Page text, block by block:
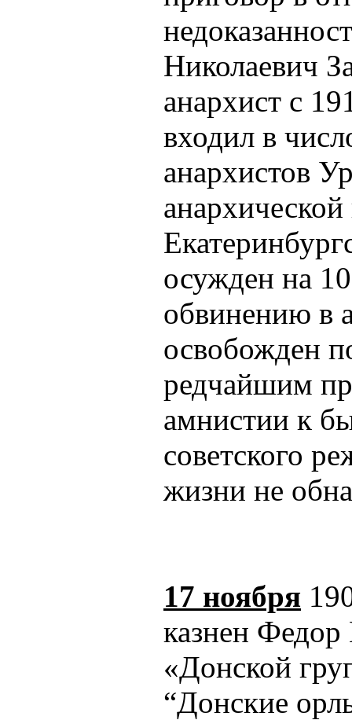
Николаевич
анархист с
входил в
анархистов
осужден на
обвинению в
освобожден
редчайшим
амнистии к
советского
жизни не
17 ноября
казнен Федор
«Донской
“Донские